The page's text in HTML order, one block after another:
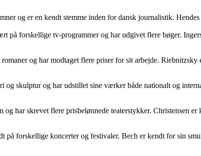
og er en kendt stemme inden for dansk journalistik.
på forskellige tv-programmer og har udgivet flere bøger.
og har modtaget flere priser for sit arbejde. Riebnitzsky
skulptur og har udstillet sine værker både nationalt og
har skrevet flere prisbelønnede teaterstykker. Christensen er
forskellige koncerter og festivaler. Bech er kendt for sin